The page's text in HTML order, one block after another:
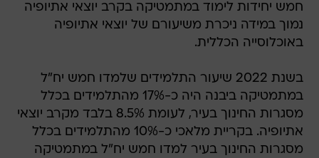
חמש יחידות לימוד במתמטיקה בקרב יוצאי אתיופיה
נמוך במידה ניכרת משיעורם של יוצאי אתיופיה
באוכלוסייה הכללית.
בשנת 2022 שיעור התלמידים שלמדו חמש יח"ל
במתמטיקה ביבנה היה כ-17% מהתלמידים בכלל
מסגרות החינוך בעיר, לעומת 8.5% בלבד מקרב יוצאי
אתיופיה. בקריית מלאכי כ-10% מהתלמידים בכלל
מסגרות החינוך בעיר למדו חמש יח"ל במתמטיקה